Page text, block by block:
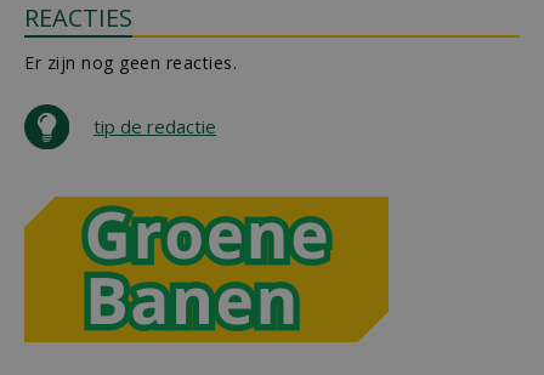
REACTIES
Er zijn nog geen reacties.
tip de redactie